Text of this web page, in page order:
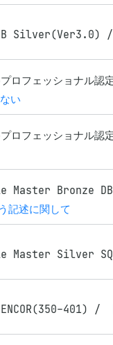
Silver(Ver3.0) /
プロフェッショナル
い
プロフェッショナル
Master Bronze
記述に関して
Master Silver
ENCOR(350-401) /